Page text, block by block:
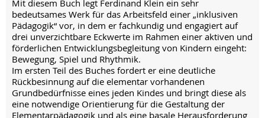
Mit diesem Buch legt Ferdinand Klein ein sehr
bedeutsames Werk für das Arbeitsfeld einer „inklusiven
Pädagogik“ vor, in dem er fachkundig und engagiert auf
drei unverzichtbare Eckwerte im Rahmen einer aktiven und
förderlichen Entwicklungsbegleitung von Kindern eingeht:
Bewegung, Spiel und Rhythmik.
Im ersten Teil des Buches fordert er eine deutliche
Rückbesinnung auf die elementar vorhandenen
Grundbedürfnisse eines jeden Kindes und bringt diese als
eine notwendige Orientierung für die Gestaltung der
Elementarpädagogik und als eine basale Herausforderung